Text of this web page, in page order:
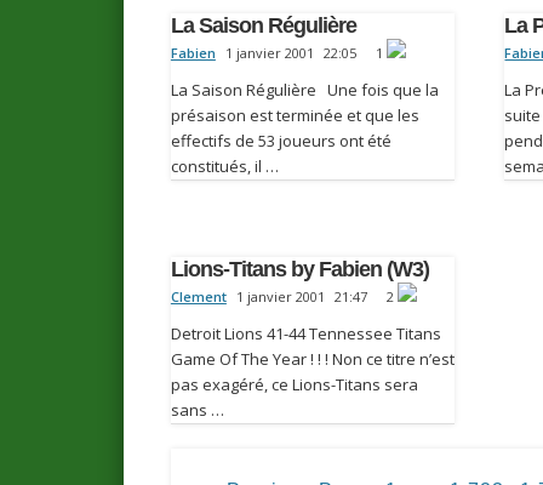
La Saison Régulière
Fabien 1 janvier 2001 22:05 1
La Saison Régulière Une fois que la
présaison est terminée et que les
effectifs de 53 joueurs ont été
constitués, il …
La
La
Lions-Titans by Fabien (W3)
Clement 1 janvier 2001 21:47 2
Detroit Lions 41-44 Tennessee Titans
Game Of The Year ! ! ! Non ce titre n’est
pas exagéré, ce Lions-Titans sera
sans …